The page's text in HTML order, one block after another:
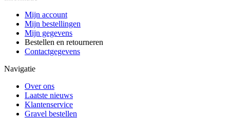
Mijn account
Mijn bestellingen
Mijn gegevens
Bestellen en retourneren
Contactgegevens
Navigatie
Over ons
Laatste nieuws
Klantenservice
Gravel bestellen